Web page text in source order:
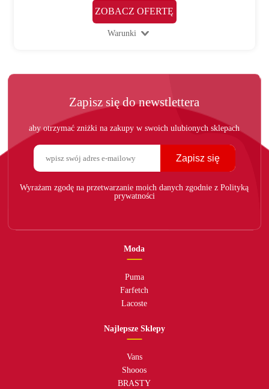
ZOBACZ OFERTĘ
Warunki
Zapisz się do newstlettera
aby otrzymać zniżki na zakupy w swoich ulubionych sklepach
Zapisz się
Wyrażam zgodę na przetwarzanie moich danych zgodnie z Polityką
prywatności
Moda
Puma
Farfetch
Lacoste
Najlepsze Sklepy
Vans
Shooos
BRASTY